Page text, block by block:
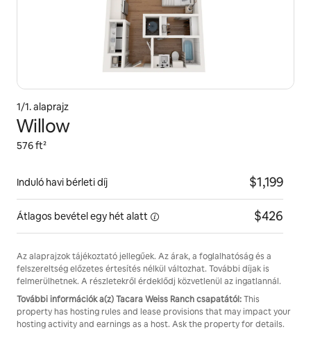
1/1. alaprajz
Willow
576 ft²
Induló havi bérleti díj $1,199
Átlagos bevétel egy hétalatt $426
Az alaprajzok tájékoztató jellegűek. Az árak, a foglalhatóság és a
felszereltség előzetes értesítés nélkül változhat. További díjak is
felmerülhetnek. A részletekről érdeklődj közvetlenül az ingatlannál.
További információk a(z) Tacara Weiss Ranch csapatától:This
property has hosting rules and lease provisions that may impact your
hosting activity and earnings as a host. Ask the property for details.